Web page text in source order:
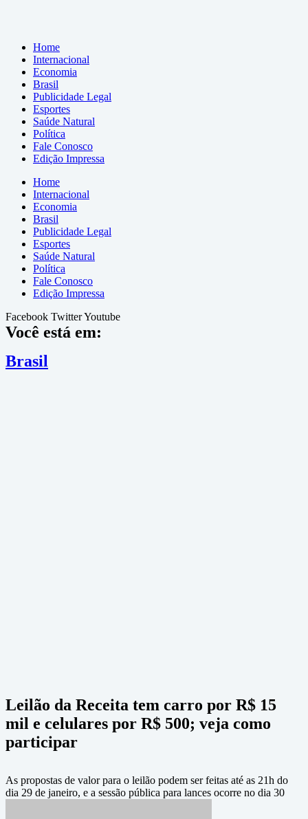
Home
Internacional
Economia
Brasil
Publicidade Legal
Esportes
Saúde Natural
Política
Fale Conosco
Edição Impressa
Home
Internacional
Economia
Brasil
Publicidade Legal
Esportes
Saúde Natural
Política
Fale Conosco
Edição Impressa
Facebook TwitterYoutube
Você está em:
Brasil
Leilão da Receita tem carro por R$ 15
mil e celulares por R$ 500; veja como
participar
As propostas de valor para o leilão podem ser feitas até as 21h do
dia 29 de janeiro, e a sessão pública para lances ocorre no dia 30